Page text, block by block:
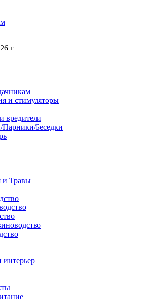
г.
и стимуляторы
вредители
Беседки
и Травы
интерьер